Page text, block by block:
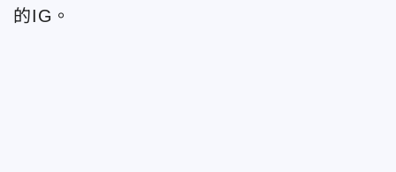
的IG。